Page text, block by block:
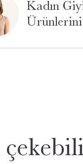
Kadın
Ürünlerini